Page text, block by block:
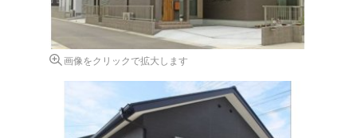
画像をクリックで拡大します